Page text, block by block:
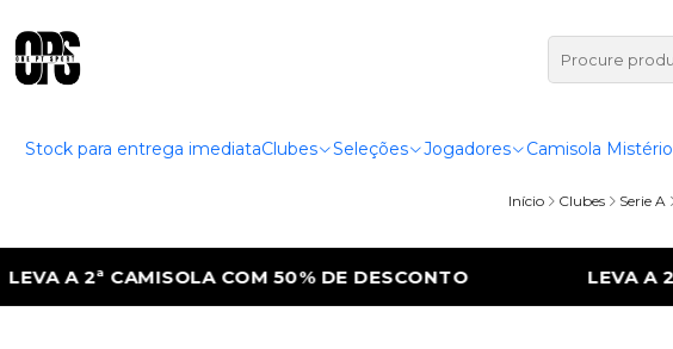
Stock para entrega imediataClubes Seleções Jogadores Camisola Mistério
Início Clubes Serie A
LEVA A 2ª CAMISOLA COM 50% DE DESCONTO